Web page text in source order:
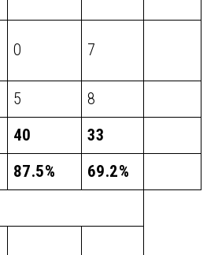
0 7
5
8
40
33
87.5% 69.2%